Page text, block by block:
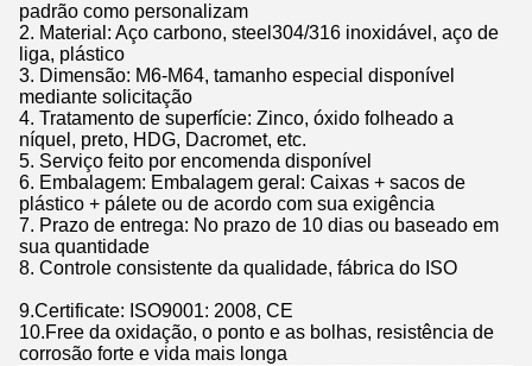
padrão como personalizam
2. Material: Aço carbono, steel304/316 inoxidável, aço de
liga, plástico
3. Dimensão: M6-M64, tamanho especial disponível
mediante solicitação
4. Tratamento de superfície: Zinco, óxido folheado a
níquel, preto, HDG, Dacromet, etc.
5. Serviço feito por encomenda disponível
6. Embalagem: Embalagem geral: Caixas + sacos de
plástico + pálete ou de acordo com sua exigência
7. Prazo de entrega: No prazo de 10 dias ou baseado em
sua quantidade
8. Controle consistente da qualidade, fábrica do ISO
9.Certificate: ISO9001: 2008, CE
10.Free da oxidação, o ponto e as bolhas, resistência de
corrosão forte e vida mais longa